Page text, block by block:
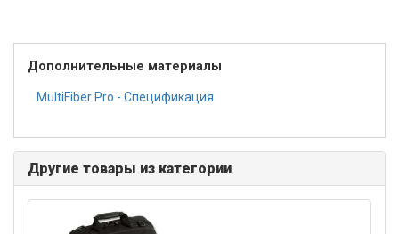
Дополнительные материалы
MultiFiber Pro - Спецификация
Другие товары из категории